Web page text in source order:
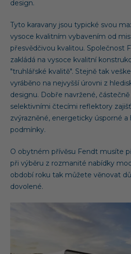
design.
Tyto karavany jsou typické svou
vysoce kvalitním vybavením od
přesvědčivou kvalitou. Společnost
zakládá na vysoce kvalitní
"truhlářské kvalitě". Stejně tak
vyráběno na nejvyšší úrovni z
designu. Dobře navržené,
selektivními čtecími reflektory
zvýrazněné, energeticky úsporné
podmínky.
O obytném přívěsu Fendt musíte
při výběru z rozmanité nabídky
období roku tak můžete věnovat
dovolené.